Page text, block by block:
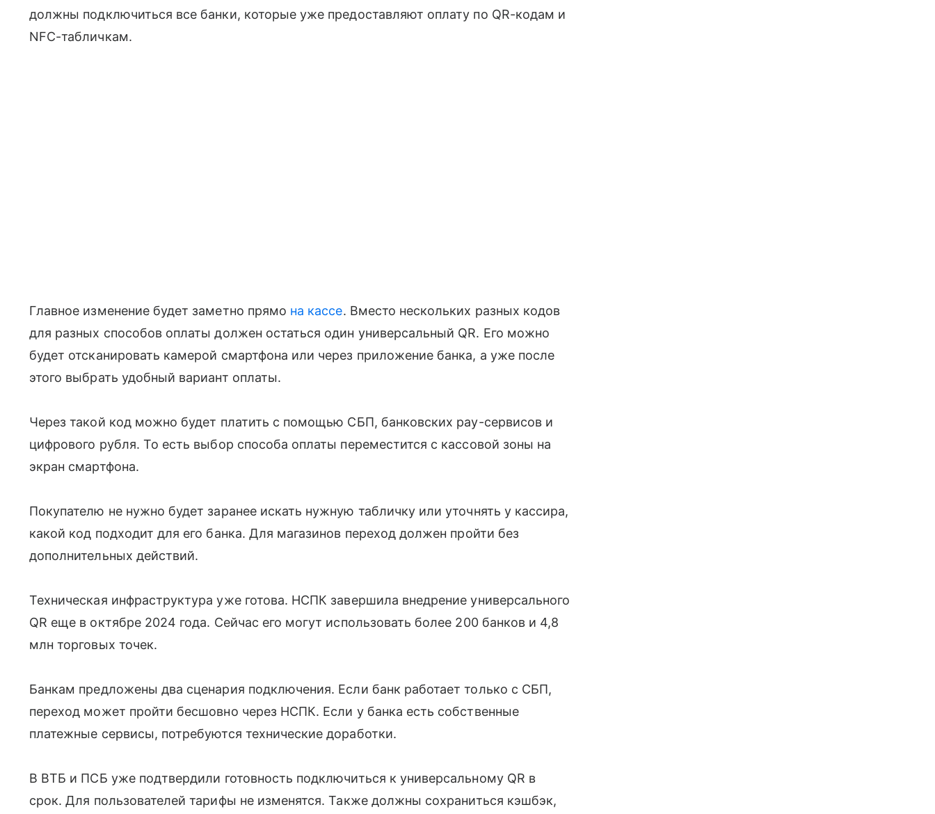
должны подключиться все банки, которые уже предоставляют оплату по QR-кодам и
NFC-табличкам.
Главное изменение будет заметно прямо на кассе. Вместо нескольких разных кодов
для разных способов оплаты должен остаться один универсальный QR. Его можно
будет отсканировать камерой смартфона или через приложение банка, а уже после
этого выбрать удобный вариант оплаты.
Через такой код можно будет платить с помощью СБП, банковских pay-сервисов и
цифрового рубля. То есть выбор способа оплаты переместится с кассовой зоны на
экран смартфона.
Покупателю не нужно будет заранее искать нужную табличку или уточнять у кассира,
какой код подходит для его банка. Для магазинов переход должен пройти без
дополнительных действий.
Техническая инфраструктура уже готова. НСПК завершила внедрение универсального
QR еще в октябре 2024 года. Сейчас его могут использовать более 200 банков и 4,8
млн торговых точек.
Банкам предложены два сценария подключения. Если банк работает только с СБП,
переход может пройти бесшовно через НСПК. Если у банка есть собственные
платежные сервисы, потребуются технические доработки.
В ВТБ и ПСБ уже подтвердили готовность подключиться к универсальному QR в
срок. Для пользователей тарифы не изменятся. Также должны сохраниться кэшбэк,